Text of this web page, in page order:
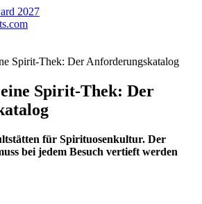
2027
Spirit-Thek: Der Anforderungskatalog
eine Spirit-Thek: Der
für Spirituosenkultur. Der
bei jedem Besuch vertieft werden